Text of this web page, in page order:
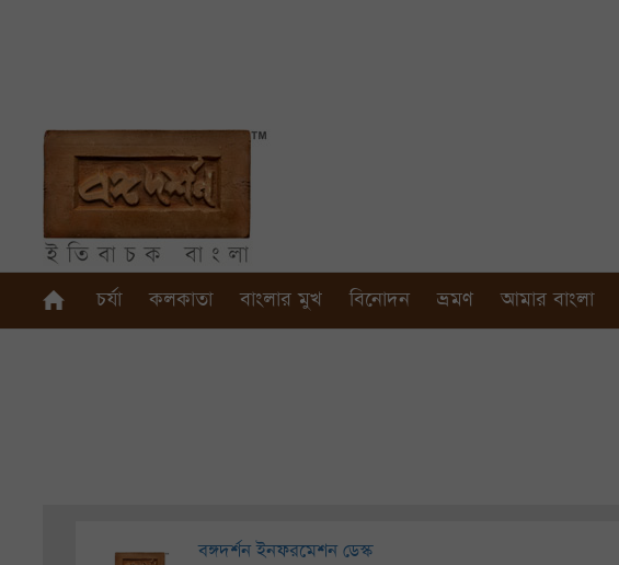
চর্যা কলকাতা বাংলার মুখ বিনোদন ভ্রমণ আমার বাংলা
বঙ্গদর্শন ইনফরমেশন ডেস্ক